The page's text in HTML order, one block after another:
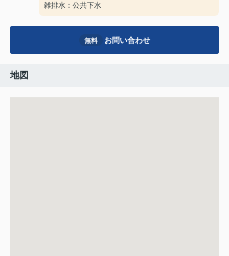
雑排水：公共下水
無料 お問い合わせ
地図